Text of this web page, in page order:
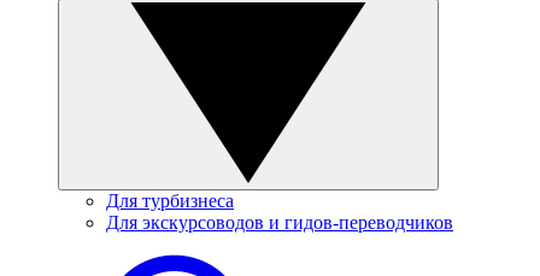
Для турбизнеса
Для экскурсоводов и гидов-переводчиков